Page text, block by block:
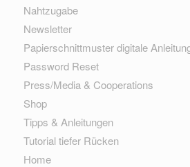
Nahtzugabe
Newsletter
Papierschnittmuster digitale
Password Reset
Press/Media & Cooperations
Shop
Tipps & Anleitungen
Tutorial tiefer Rücken
Home